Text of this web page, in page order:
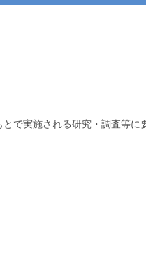
で実施される研究・調査等に